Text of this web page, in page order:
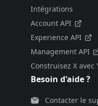
Intégrations
Account API
Experience API
Management API
Construisez X avec
Besoin d'aide ?
Contacter le